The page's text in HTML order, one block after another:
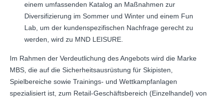
einem umfassenden Katalog an Maßnahmen zur
Diversifizierung im Sommer und Winter und einem Fun
Lab, um der kundenspezifischen Nachfrage gerecht zu
werden, wird zu MND LEISURE.
Im Rahmen der Verdeutlichung des Angebots wird die Marke
MBS, die auf die Sicherheitsausrüstung für Skipisten,
Spielbereiche sowie Trainings- und Wettkampfanlagen
spezialisiert ist, zum Retail-Geschäftsbereich (Einzelhandel) von